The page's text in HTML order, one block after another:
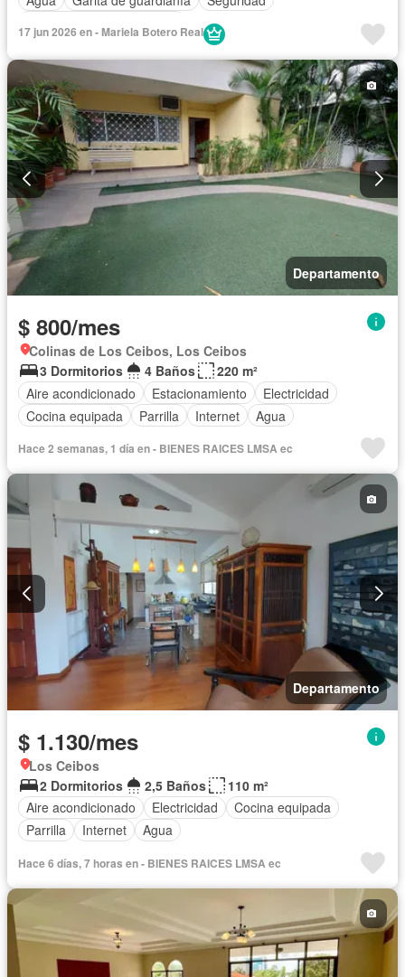
17 jun 2026 en - Mariela Botero Real
Departamento
$ 800/mes
Colinas de Los Ceibos, Los Ceibos
3 Dormitorios
4 Baños
220 m²
Aire acondicionado
Estacionamiento
Electricidad
Cocina equipada
Parrilla Internet Agua
Hace 2 semanas, 1 día en - BIENES RAICES LMSA ec
Departamento
$ 1.130/mes
Los Ceibos
2 Dormitorios
2,5 Baños
110 m²
Aire acondicionado
Electricidad
Cocina equipada
Parrilla
Internet Agua
Hace 6 días, 7 horas en - BIENES RAICES LMSA ec